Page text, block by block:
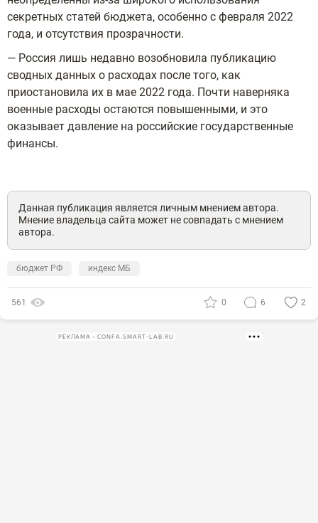
секретных статей бюджета, особенно с февраля 2022
года, и отсутствия прозрачности.
— Россия лишь недавно возобновила публикацию
сводных данных о расходах после того, как
приостановила их в мае 2022 года. Почти наверняка
военные расходы остаются повышенными, и это
оказывает давление на российские государственные
финансы.
Данная публикация является личным мнением автора.
Мнение владельца сайта может не совпадать с мнением
автора.
бюджет РФ индекс МБ
561 0 6 2
РЕКЛАМА • CONFA.SMART-LAB.RU